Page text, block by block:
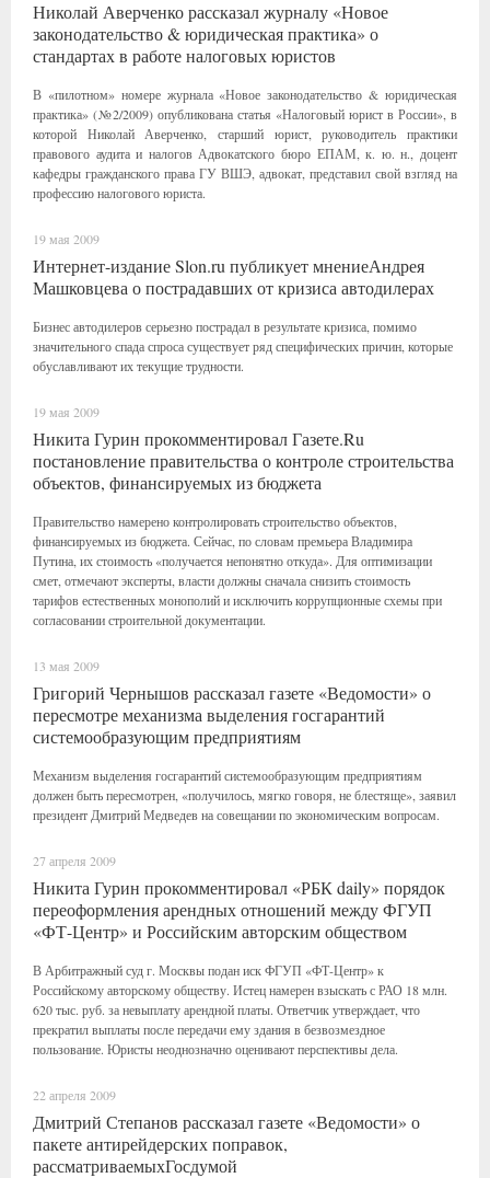
Николай Аверченко рассказал журналу «Новое
законодательство & юридическая практика» о
стандартах в работе налоговых юристов
В «пилотном» номере журнала «Новое законодательство & юридическая
практика» (№2/2009) опубликована статья «Налоговый юрист в России», в
которой Николай Аверченко, старший юрист, руководитель практики
правового аудита и налогов Адвокатского бюро ЕПАМ, к. ю. н., доцент
кафедры гражданского права ГУ ВШЭ, адвокат, представил свой взгляд на
профессию налогового юриста.
19 мая 2009
Интернет-издание Slon.ru публикует мнениеАндрея
Машковцева о пострадавших от кризиса автодилерах
Бизнес автодилеров серьезно пострадал в результате кризиса, помимо
значительного спада спроса существует ряд специфических причин, которые
обуславливают их текущие трудности.
19 мая 2009
Никита Гурин прокомментировал Газете.Ru
постановление правительства о контроле строительства
объектов, финансируемых из бюджета
Правительство намерено контролировать строительство объектов,
финансируемых из бюджета. Сейчас, по словам премьера Владимира
Путина, их стоимость «получается непонятно откуда». Для оптимизации
смет, отмечают эксперты, власти должны сначала снизить стоимость
тарифов естественных монополий и исключить коррупционные схемы при
согласовании строительной документации.
13 мая 2009
Григорий Чернышов рассказал газете «Ведомости» о
пересмотре механизма выделения госгарантий
системообразующим предприятиям
Механизм выделения госгарантий системообразующим предприятиям
должен быть пересмотрен, «получилось, мягко говоря, не блестяще», заявил
президент Дмитрий Медведев на совещании по экономическим вопросам.
27 апреля 2009
Никита Гурин прокомментировал «РБК daily» порядок
переоформления арендных отношений между ФГУП
«ФТ-Центр» и Российским авторским обществом
В Арбитражный суд г. Москвы подан иск ФГУП «ФТ-Центр» к
Российскому авторскому обществу. Истец намерен взыскать с РАО 18 млн.
620 тыс. руб. за невыплату арендной платы. Ответчик утверждает, что
прекратил выплаты после передачи ему здания в безвозмездное
пользование. Юристы неоднозначно оценивают перспективы дела.
22 апреля 2009
Дмитрий Степанов рассказал газете «Ведомости» о
пакете антирейдерских поправок,
рассматриваемыхГосдумой